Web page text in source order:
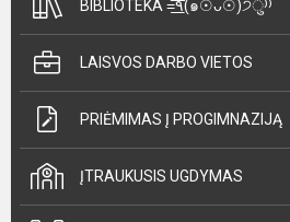
BIBLIOTEKA =͟͟͞͞٩(๑☉ᴗ☉)੭ु⁾⁾
LAISVOS DARBO VIETOS
PRIĖMIMAS Į PROGIMNAZIJĄ
ĮTRAUKUSIS UGDYMAS